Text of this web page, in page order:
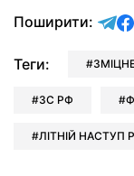
Поширити:
Теги:
ЗС РФ
ЛІТНІЙ НАСТУП